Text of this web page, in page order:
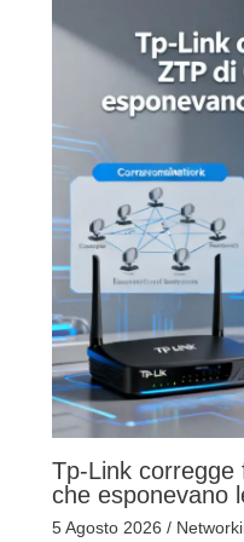
Tp-Link corregge
che esponevano
5 Agosto 2026 /